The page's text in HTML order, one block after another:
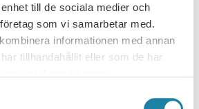
till de sociala medier och
som vi samarbetar med.
informationen med annan
tillhandahållit eller som de har